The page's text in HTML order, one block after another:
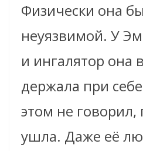
Физически она
неуязвимой. У
и ингалятор она
держала при
этом не говорил,
ушла. Даже её